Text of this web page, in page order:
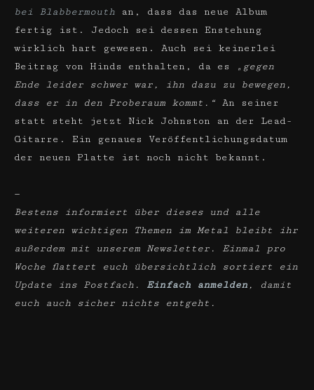
bei Blabbermouth
an, dass das neue Album
fertig ist. Jedoch sei dessen Enstehung
wirklich hart gewesen. Auch sei keinerlei
Beitrag von Hinds enthalten, da es
„gegen
Ende leider schwer war, ihn dazu zu bewegen,
dass er in den Proberaum kommt.“ An seiner
statt steht jetzt Nick Johnston an der Lead-
Gitarre. Ein genaues Veröffentlichungsdatum
der neuen Platte ist noch nicht bekannt.
—
Bestens informiert über dieses und alle
weiteren wichtigen Themen im Metal bleibt ihr
außerdem mit unserem Newsletter. Einmal pro
Woche flattert euch übersichtlich sortiert ein
Update ins Postfach.
Einfach anmelden , damit
euch auch sicher nichts entgeht.